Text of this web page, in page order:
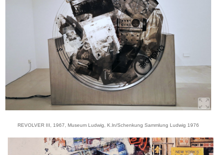
REVOLVER III, 1967, Museum Ludwig, K.ln/Schenkung Sammlung Ludwig 1976